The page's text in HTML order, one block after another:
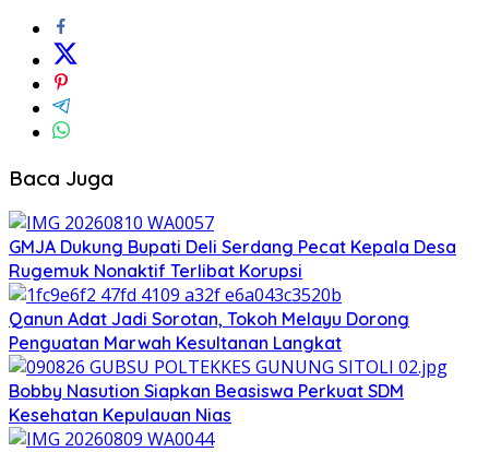
Baca Juga
GMJA Dukung Bupati Deli Serdang Pecat Kepala Desa
Rugemuk Nonaktif Terlibat Korupsi
Qanun Adat Jadi Sorotan, Tokoh Melayu Dorong
Penguatan Marwah Kesultanan Langkat
Bobby Nasution Siapkan Beasiswa Perkuat SDM
Kesehatan Kepulauan Nias